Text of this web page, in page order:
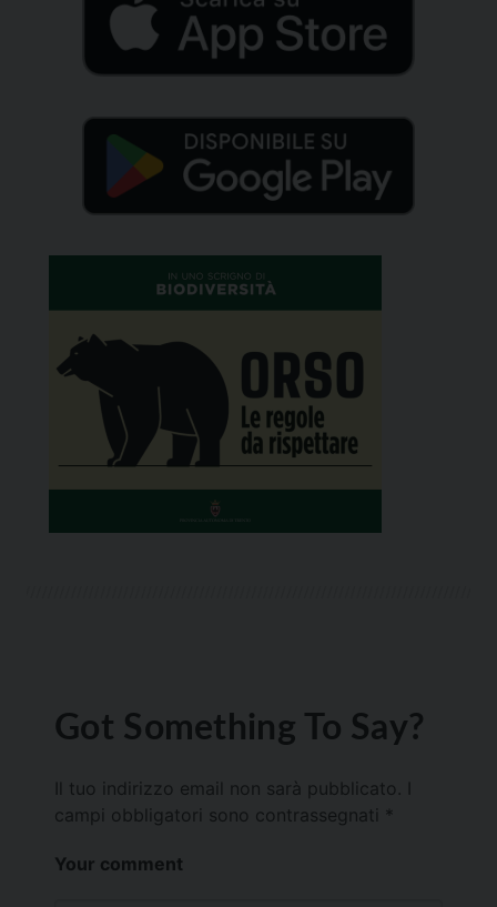
Got Something To Say?
Il tuo indirizzo email non sarà pubblicato.
campi obbligatori sono contrassegnati *
Your comment